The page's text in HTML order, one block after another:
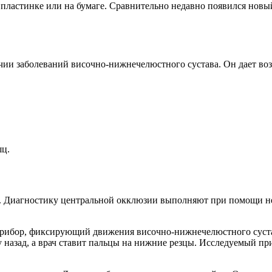
или на бумаге. Сравнительно недавно появился
заболеваний височно-нижнечелюстного сустава. Он дает
центральной окклюзии выполняют при помощи
фиксирующий движения височно-нижнечелюстного
а врач ставит пальцы на нижние резцы. Исследуемый